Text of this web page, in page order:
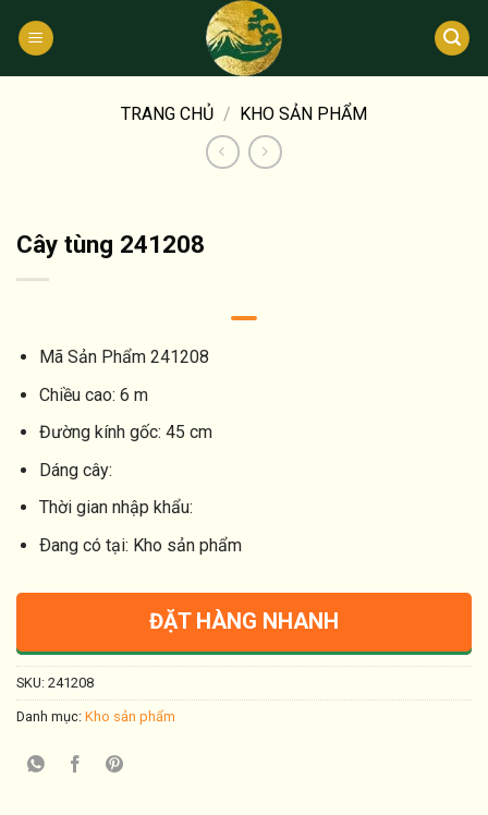
qua
TRANG CHỦ / KHO SẢN PHẨM
Cây tùng 241208
Mã Sản Phẩm 241208
Chiều cao: 6 m
Đường kính gốc: 45 cm
Dáng cây:
Thời gian nhập khẩu:
Ðang có tại: Kho sản phẩm
ĐẶT HÀNG NHANH
SKU: 241208
Danh mục: Kho sản phẩm